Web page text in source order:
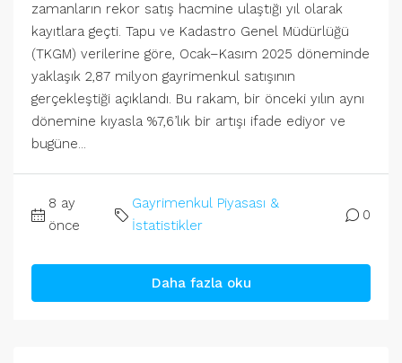
zamanların rekor satış hacmine ulaştığı yıl olarak
kayıtlara geçti. Tapu ve Kadastro Genel Müdürlüğü
(TKGM) verilerine göre, Ocak–Kasım 2025 döneminde
yaklaşık 2,87 milyon gayrimenkul satışının
gerçekleştiği açıklandı. Bu rakam, bir önceki yılın aynı
dönemine kıyasla %7,6’lık bir artışı ifade ediyor ve
bugüne...
8 ay
önce
Gayrimenkul Piyasası &
İstatistikler
0
Daha fazla oku